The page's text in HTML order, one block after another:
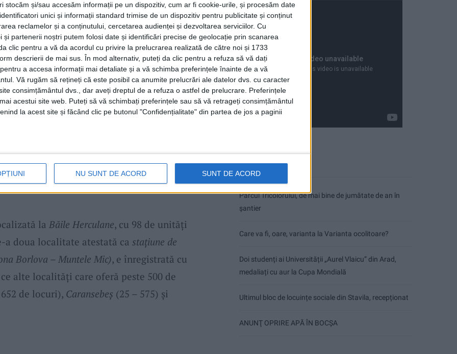
stocăm și/sau accesăm informații pe un dispozitiv, cum ar fi cookie-urile, și procesăm date
unici și informații standard trimise de un dispozitiv pentru publicitate și conținut
reclamelor și a conținutului, cercetarea audienței și dezvoltarea serviciilor. Cu
și partenerii noștri putem folosi date și identificări precise de geolocație prin scanarea
clic pentru a vă da acordul cu privire la prelucrarea realizată de către noi și 1733
descrierii de mai sus. În mod alternativ, puteți da clic pentru a refuza să vă dați
a accesa informații mai detaliate și a vă schimba preferințele înainte de a vă
Vă rugăm să rețineți că este posibil ca anumite prelucrări ale datelor dvs. cu caracter
consimțământul dvs., dar aveți dreptul de a refuza o astfel de prelucrare. Preferințele
acestui site web. Puteți să vă schimbați preferințele sau să vă retrageți consimțământul
la acest site și făcând clic pe butonul "Confidențialitate" din partea de jos a paginii
NU SUNT DE ACORD SUNT DE ACORD
mai atractiv vara, pentru că oferă o mai
fi desfăşurate confortabil în aer liber,
zonă sau nu. Conform Ministerului
la începutul lunii mai existau înCaraş-
366 de unităţi autorizate. După tipul
sunt cele 151 depensiuni
şi cele 31
şi bungalouri, 15hosteluri,11campinguri
precum şi în apartamentele,respectiv
la Băile Herculane, cu 98 de unităţi
a doua localitate atestată ca staţiune de
Borlova – Muntele Mic), e înregistrată cu
alte localităţi care oferă peste 500 de
de locuri), Caransebeş (25 – 575) şi
Articole recente
Parcul Tricolorului, de mai bine de jumătate de an în
șantier
Care va fi, oare, varianta la Varianta ocolitoare?
Doi studenți ai Universității „Aurel Vlaicu” din Arad,
medaliați cu aur la Cupa Mondială
Ultimul bloc de locuințe sociale din Stavila, recepționat
ANUNŢ OPRIRE APĂ ÎN BOCȘA